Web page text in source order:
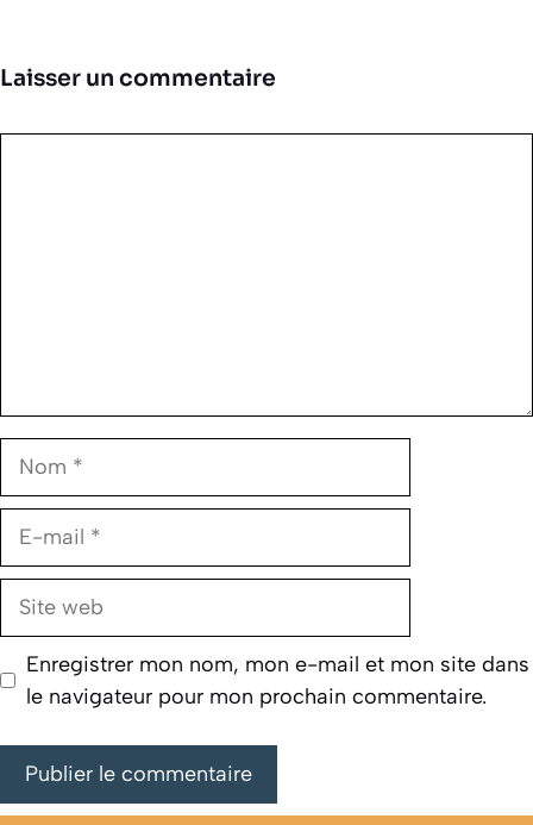
Laisser un commentaire
Nom
E-
Site
Enregistrer mon nom, mon e-mail et mon site dans
le navigateur pour mon prochain commentaire.